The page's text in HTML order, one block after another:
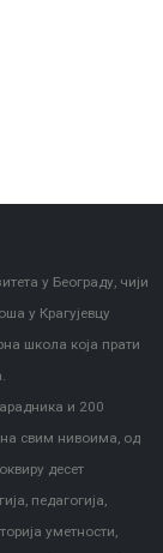
у Београду, чији
у Крагујевцу
школа која прати
и 200
свим нивоима, од
десет
педагогија,
уметности,